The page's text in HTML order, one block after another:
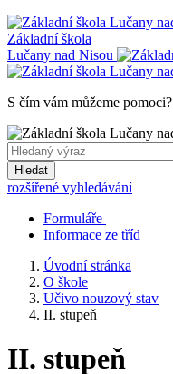
Základní škola
Lučany nad Nisou
S čím vám můžeme pomoci?
Hledat
rozšířené vyhledávání
Formuláře
Informace ze tříd
Úvodní stránka
O škole
Učivo nouzový stav
II. stupeň
II. stupeň